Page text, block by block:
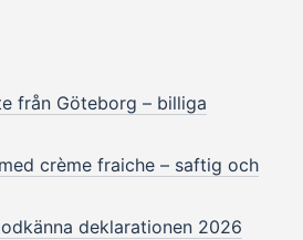
från Göteborg – billiga
crème fraiche – saftig och
deklarationen 2026